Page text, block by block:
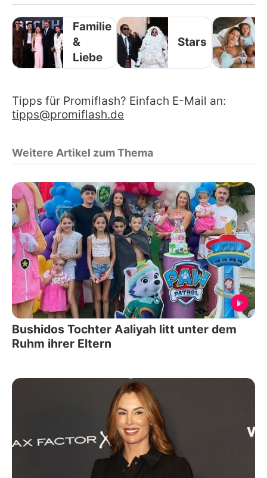
Familie
&
Liebe
Stars
Tipps für Promiflash? Einfach E-Mail an:
tipps@promiflash.de
Weitere Artikel zum Thema
Bushidos Tochter Aaliyah litt unter dem
Ruhm ihrer Eltern